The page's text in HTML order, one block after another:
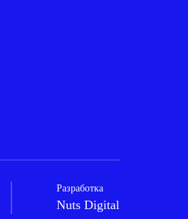
Разработка
Nuts Digital